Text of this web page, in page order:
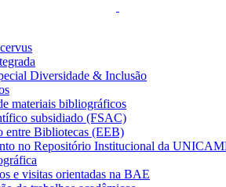
Diversidade & Inclusão
materiais bibliográficos
subsidiado (FSAC)
entre Bibliotecas (EEB)
no Repositório Institucional da
e visitas orientadas na BAE